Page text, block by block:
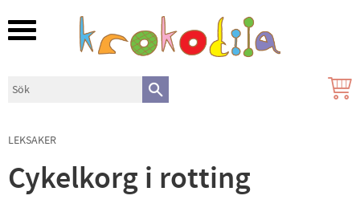
Meny
LEKSAKER
Cykelkorg i rotting